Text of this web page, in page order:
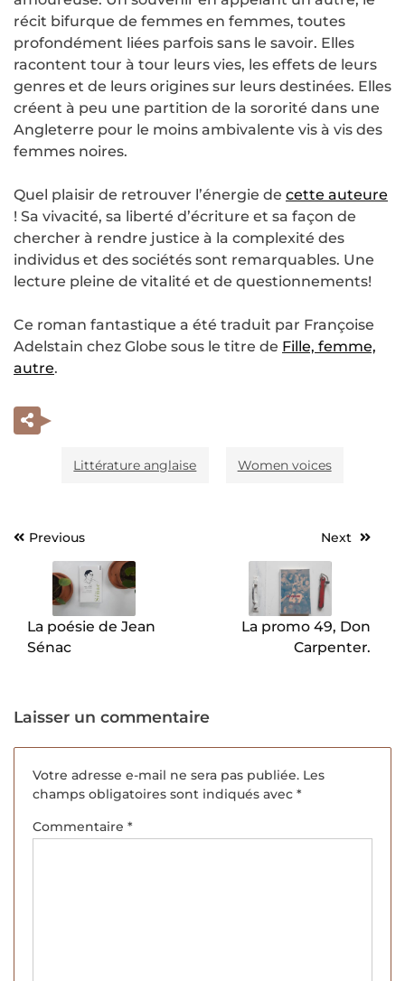
récit bifurque de femmes en femmes, toutes
profondément liées parfois sans le savoir. Elles
racontent tour à tour leurs vies, les effets de leurs
genres et de leurs origines sur leurs destinées. Elles
créent à peu une partition de la sororité dans une
Angleterre pour le moins ambivalente vis à vis des
femmes noires.
Quel plaisir de retrouver l’énergie de cette auteure
! Sa vivacité, sa liberté d’écriture et sa façon de
chercher à rendre justice à la complexité des
individus et des sociétés sont remarquables. Une
lecture pleine de vitalité et de questionnements!
Ce roman fantastique a été traduit par Françoise
Adelstain chez Globe sous le titre de Fille, femme,
autre.
Littérature anglaise Women voices
Navigation
l’article
Previous
La poésie de Jean
Sénac
Next
La promo 49, Don
Carpenter.
Laisser un commentaire
Votre adresse e-mail ne sera pas publiée. Les
champs obligatoires sont indiqués avec *
Commentaire *